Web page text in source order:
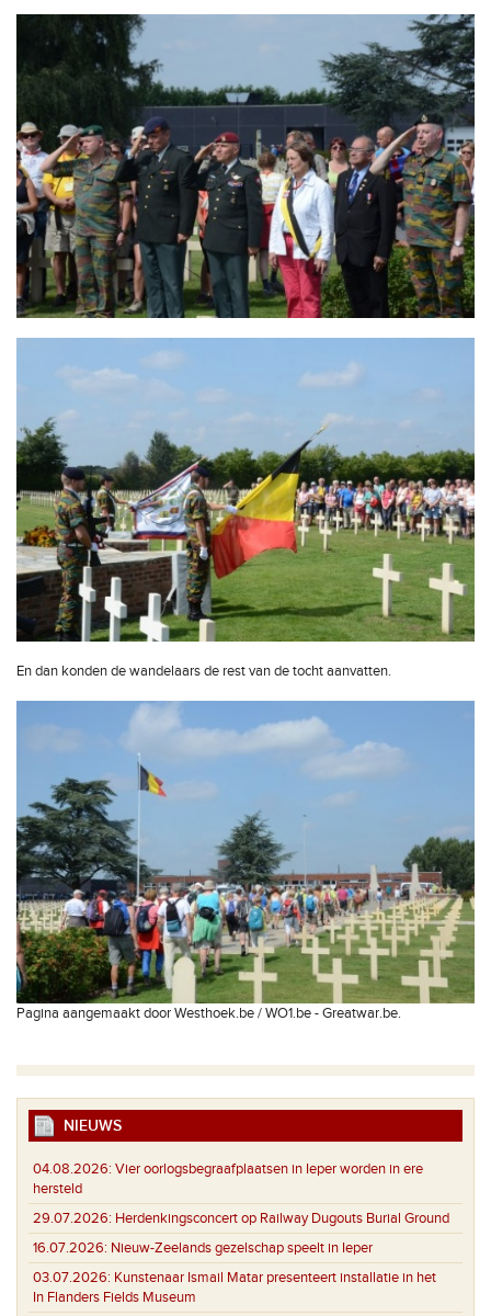
En dan konden de wandelaars de rest van de tocht aanvatten.
Pagina aangemaakt door Westhoek.be / WO1.be - Greatwar.be.
NIEUWS
04.08.2026: Vier oorlogsbegraafplaatsen in Ieper worden in ere
hersteld
29.07.2026: Herdenkingsconcert op Railway Dugouts Burial Ground
16.07.2026: Nieuw-Zeelands gezelschap speelt in Ieper
03.07.2026: Kunstenaar Ismail Matar presenteert installatie in het
In Flanders Fields Museum